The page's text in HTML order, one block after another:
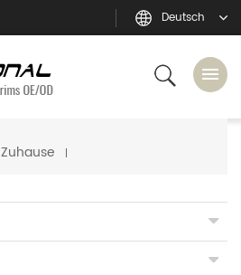
Deutsch
Zuhause